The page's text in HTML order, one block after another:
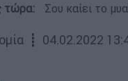
τώρα: Σου καίει το
┋ 04.02.2022